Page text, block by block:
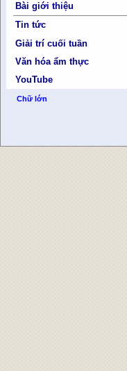
Bài giới thiệu
Tin tức
Giải trí cuối tuần
Văn hóa ẩm thực
YouTube
Chữ lớn